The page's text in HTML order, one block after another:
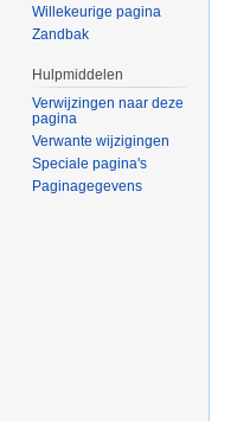
Willekeurige pagina
Zandbak
Hulpmiddelen
Verwijzingen naar deze
pagina
Verwante wijzigingen
Speciale pagina's
Paginagegevens